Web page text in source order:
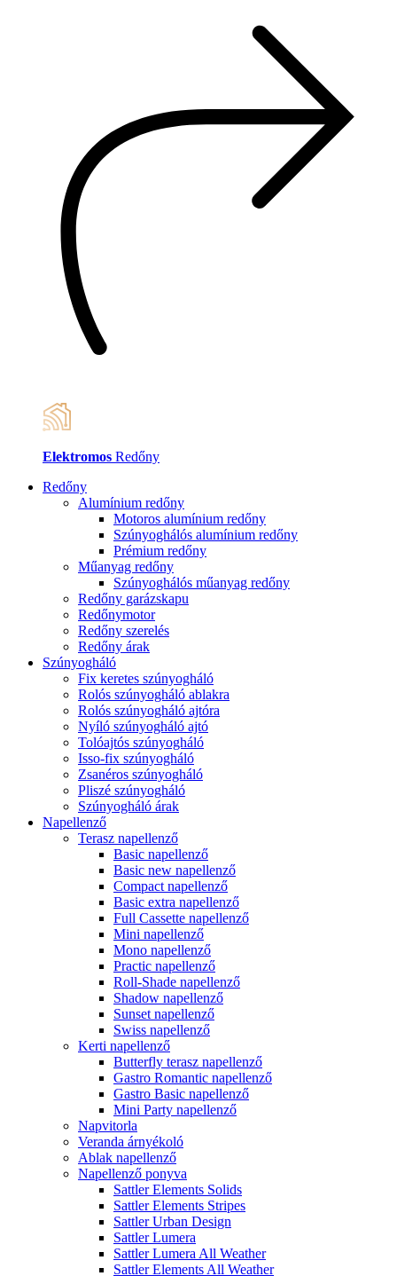
Elektromos Redőny
Redőny
Alumínium redőny
Motoros alumínium redőny
Szúnyoghálós alumínium redőny
Prémium redőny
Műanyag redőny
Szúnyoghálós műanyag redőny
Redőny garázskapu
Redőnymotor
Redőny szerelés
Redőny árak
Szúnyogháló
Fix keretes szúnyogháló
Rolós szúnyogháló ablakra
Rolós szúnyogháló ajtóra
Nyíló szúnyogháló ajtó
Tolóajtós szúnyogháló
Isso-fix szúnyogháló
Zsanéros szúnyogháló
Pliszé szúnyogháló
Szúnyogháló árak
Napellenző
Terasz napellenző
Basic napellenző
Basic new napellenző
Compact napellenző
Basic extra napellenző
Full Cassette napellenző
Mini napellenző
Mono napellenző
Practic napellenző
Roll-Shade napellenző
Shadow napellenző
Sunset napellenző
Swiss napellenző
Kerti napellenző
Butterfly terasz napellenző
Gastro Romantic napellenző
Gastro Basic napellenző
Mini Party napellenző
Napvitorla
Veranda árnyékoló
Ablak napellenző
Napellenző ponyva
Sattler Elements Solids
Sattler Elements Stripes
Sattler Urban Design
Sattler Lumera
Sattler Lumera All Weather
Sattler Elements All Weather